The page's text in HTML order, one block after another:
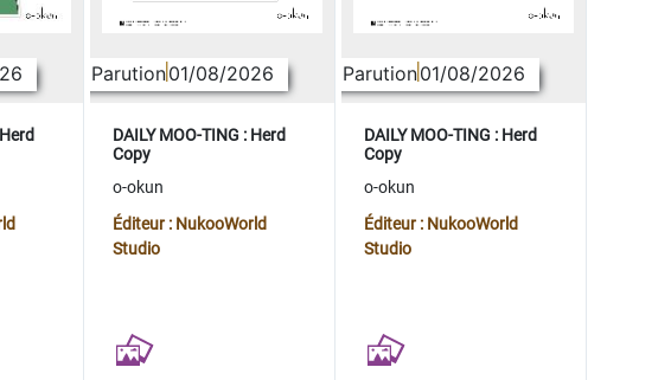
Parution01/08/2026
DAILY MOO-TING : Herd
Copy
o-okun
Éditeur : NukooWorld
Studio
Parution01/08/2026
DAILY MOO-TING : Herd
Copy
o-okun
Éditeur : NukooWorld
Studio